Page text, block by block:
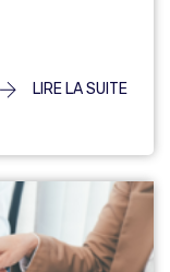
LIRE LA SUITE